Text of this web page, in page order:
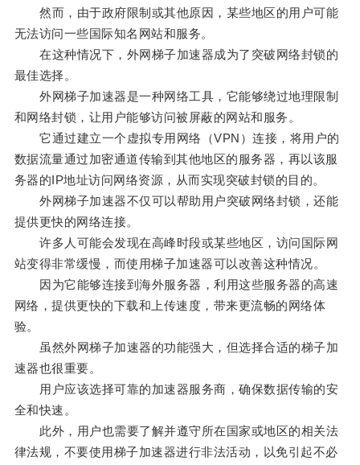
然而，由于政府限制或其他原因，某些地区的用户可能
无法访问一些国际知名网站和服务。
在这种情况下，外网梯子加速器成为了突破网络封锁的
最佳选择。
外网梯子加速器是一种网络工具，它能够绕过地理限制
和网络封锁，让用户能够访问被屏蔽的网站和服务。
它通过建立一个虚拟专用网络（VPN）连接，将用户的
数据流量通过加密通道传输到其他地区的服务器，再以该服
务器的IP地址访问网络资源，从而实现突破封锁的目的。
外网梯子加速器不仅可以帮助用户突破网络封锁，还能
提供更快的网络连接。
许多人可能会发现在高峰时段或某些地区，访问国际网
站变得非常缓慢，而使用梯子加速器可以改善这种情况。
因为它能够连接到海外服务器，利用这些服务器的高速
网络，提供更快的下载和上传速度，带来更流畅的网络体
验。
虽然外网梯子加速器的功能强大，但选择合适的梯子加
速器也很重要。
用户应该选择可靠的加速器服务商，确保数据传输的安
全和快速。
此外，用户也需要了解并遵守所在国家或地区的相关法
律法规，不要使用梯子加速器进行非法活动，以免引起不必